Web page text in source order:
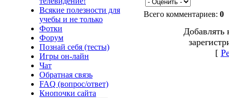
Всякие полезности для
учебы и не только
Фотки
Форум
Познай себя (тесты)
Игры он-лайн
Чат
Обратная связь
FAQ (вопрос/ответ)
Кнопочки сайта
Всего комментариев: 0
Добавлять
[